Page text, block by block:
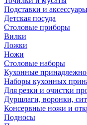
Подставки и аксессуары
Детская посуда
Столовые приборы
Вилки
Ложки
Ножи
Столовые наборы
Кухонные
Наборы кухонных
Для резки и очистки
Дуршлаги, воронки,
Консервные ножи и
Подносы